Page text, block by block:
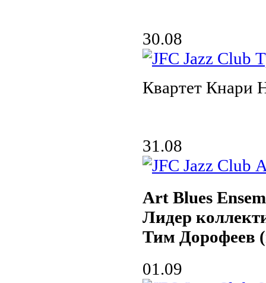
30.08
Квартет Кнари
31.08
Art Blues
Лидер
Тим Дорофеев
01.09